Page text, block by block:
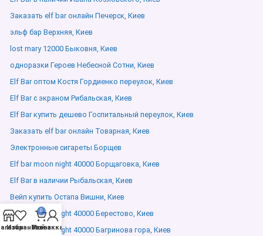
Заказать elf bar онлайн Печерск, Киев
эльф бар Верхняя, Киев
lost mary 12000 Быковня, Киев
одноразки Героев Небесной Сотни, Киев
Elf Bar оптом Костя Гордиенко переулок, Киев
Elf Bar с экраном Рибальская, Киев
Elf Bar купить дешево Госпитальный переулок, Киев
Заказать elf bar онлайн Товарная, Киев
Электронные сигареты Борщев
Elf bar moon night 40000 Борщаговка, Киев
Elf Bar в наличии Рыбальская, Киев
Вейп купить Остапа Вишни, Киев
Elf bar moon night 40000 Берестово, Киев
Elf bar moon night 40000 Багринова гора, Киев
Избранное
0
Заказ
Мой аккаунт